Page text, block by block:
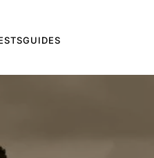
GUIDES